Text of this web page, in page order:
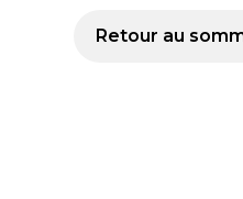
Retour au